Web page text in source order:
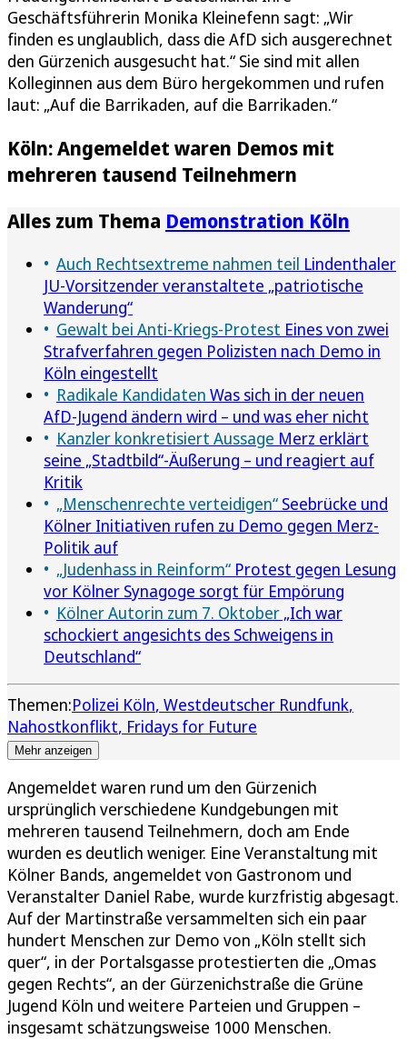
Geschäftsführerin Monika Kleinefenn sagt: „Wir
finden es unglaublich, dass die AfD sich ausgerechnet
den Gürzenich ausgesucht hat.“ Sie sind mit allen
Kolleginnen aus dem Büro hergekommen und rufen
laut: „Auf die Barrikaden, auf die Barrikaden.“
Köln: Angemeldet waren Demos mit
mehreren tausend Teilnehmern
Alles zum Thema Demonstration Köln
Auch Rechtsextreme nahmen teil Lindenthaler
JU-Vorsitzender veranstaltete „patriotische
Wanderung“
Gewalt bei Anti-Kriegs-Protest Eines von zwei
Strafverfahren gegen Polizisten nach Demo in
Köln eingestellt
Radikale Kandidaten Was sich in der neuen
AfD-Jugend ändern wird – und was eher nicht
Kanzler konkretisiert Aussage Merz erklärt
seine „Stadtbild“-Äußerung – und reagiert auf
Kritik
„Menschenrechte verteidigen“ Seebrücke und
Kölner Initiativen rufen zu Demo gegen Merz-
Politik auf
„Judenhass in Reinform“ Protest gegen Lesung
vor Kölner Synagoge sorgt für Empörung
Kölner Autorin zum 7. Oktober „Ich war
schockiert angesichts des Schweigens in
Deutschland“
Themen:Polizei Köln Westdeutscher Rundfunk
Nahostkonflikt Fridays for Future
Mehr anzeigen
Angemeldet waren rund um den Gürzenich
ursprünglich verschiedene Kundgebungen mit
mehreren tausend Teilnehmern, doch am Ende
wurden es deutlich weniger. Eine Veranstaltung mit
Kölner Bands, angemeldet von Gastronom und
Veranstalter Daniel Rabe, wurde kurzfristig abgesagt.
Auf der Martinstraße versammelten sich ein paar
hundert Menschen zur Demo von „Köln stellt sich
quer“, in der Portalsgasse protestierten die „Omas
gegen Rechts“, an der Gürzenichstraße die Grüne
Jugend Köln und weitere Parteien und Gruppen –
insgesamt schätzungsweise 1000 Menschen.